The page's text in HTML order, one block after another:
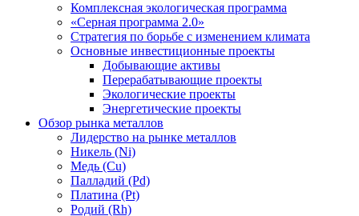
Комплексная экологическая программа
«Серная программа 2.0»
Стратегия по борьбе с изменением климата
Основные инвестиционные проекты
Добывающие активы
Перерабатывающие проекты
Экологические проекты
Энергетические проекты
Обзор рынка металлов
Лидерство на рынке металлов
Никель (Ni)
Медь (Cu)
Палладий (Pd)
Платина (Pt)
Родий (Rh)